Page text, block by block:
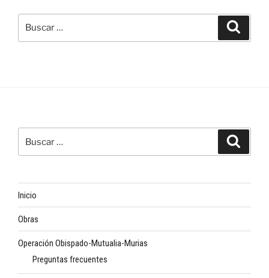
por:
Inicio
Obras
Operación Obispado-Mutualia-Murias
Preguntas frecuentes